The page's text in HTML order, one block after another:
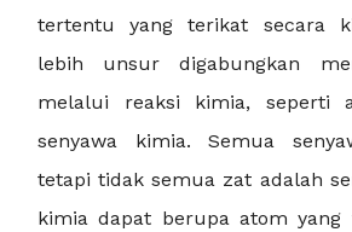
tertentu yang terikat secara
lebih unsur digabungkan
melalui reaksi kimia, seperti
senyawa kimia. Semua
tetapi tidak semua zat adalah
kimia dapat berupa atom yang